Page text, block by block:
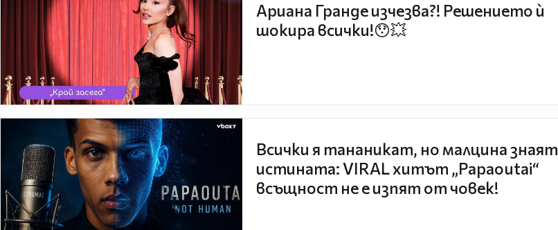
Ариана Гранде изчезва?! Решението ѝ
шокира всички!😯💥
Всички я тананикат, но малцина знаят
истината: VIRAL хитът „Papaoutai“
всъщност не е изпят от човек!